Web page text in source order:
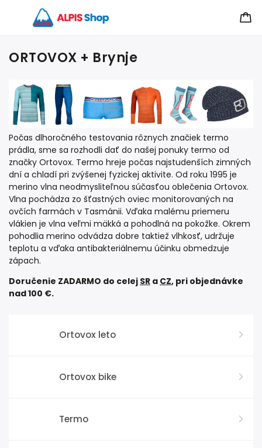
ORTOVOX + Brynje
Počas dlhoročného testovania rôznych značiek termo
prádla, sme sa rozhodli dať do našej ponuky termo od
značky Ortovox. Termo hreje počas najstudenších zimných
dní a chladí pri zvýšenej fyzickej aktivite. Od roku 1995 je
merino vlna neodmysliteľnou súčasťou oblečenia Ortovox.
Vlna pochádza zo šťastných oviec monitorovaných na
ovčích farmách v Tasmánii. Vďaka malému priemeru
vlákien je vlna veľmi mäkká a pohodlná na pokožke. Okrem
pohodlia merino odvádza dobre taktiež vlhkosť, udržuje
teplotu a vďaka antibakteriálnemu účinku obmedzuje
zápach.
Doručenie ZADARMO do celej SR a CZ, pri objednávke
nad 100 €.
Ortovox leto
Ortovox bike
Termo